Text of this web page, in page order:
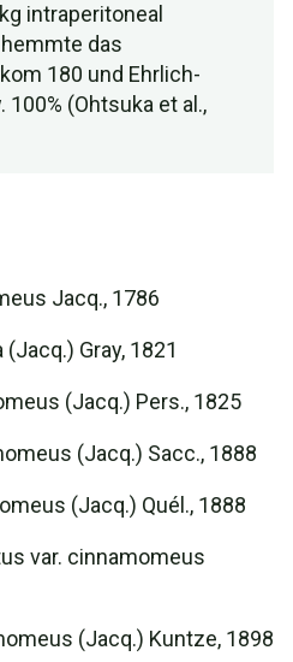
intraperitoneal
das
180 und Ehrlich-
100% (Ohtsuka et al.,
Jacq., 1786
Gray, 1821
(Jacq.) Pers., 1825
(Jacq.) Sacc., 1888
(Jacq.) Quél., 1888
var. cinnamomeus
(Jacq.) Kuntze, 1898